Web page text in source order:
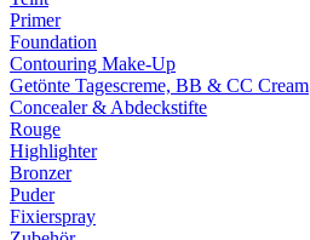
Primer
Foundation
Contouring Make-Up
Getönte Tagescreme, BB & CC Cream
Concealer & Abdeckstifte
Rouge
Highlighter
Bronzer
Puder
Fixierspray